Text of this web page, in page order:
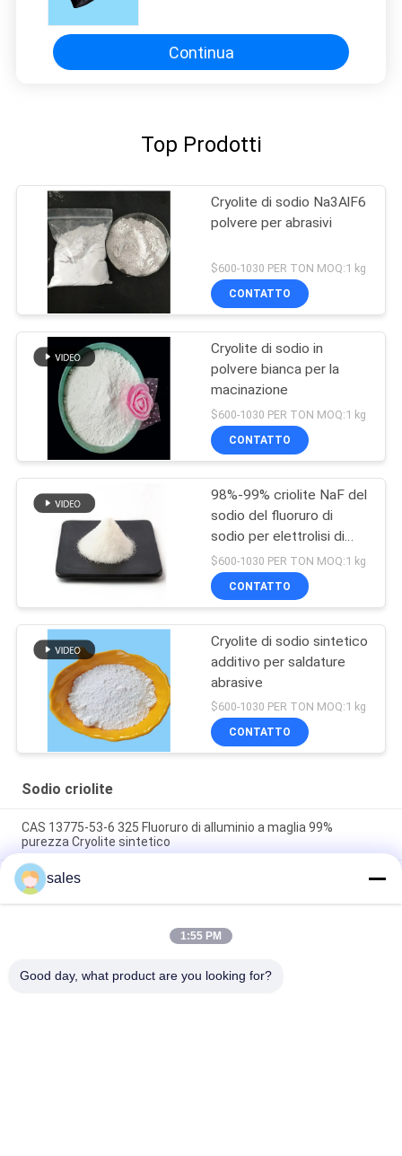
Continua
Top Prodotti
Cryolite di sodio Na3AlF6
polvere per abrasivi
$600-1030 PER TON MOQ:1 kg
CONTATTO
Cryolite di sodio in
polvere bianca per la
macinazione
$600-1030 PER TON MOQ:1 kg
CONTATTO
98%-99% criolite NaF del
sodio del fluoruro di
sodio per elettrolisi di
alluminio
$600-1030 PER TON MOQ:1 kg
CONTATTO
Cryolite di sodio sintetico
additivo per saldature
abrasive
$600-1030 PER TON MOQ:1 kg
CONTATTO
Sodio criolite
CAS 13775-53-6 325 Fluoruro di alluminio a maglia 99%
purezza Cryolite sintetico
Oltre il grado 1000 di industriale di Mesh Sodium Cryolite CAS
13775-53-6
Peso molecolare 209,94 Cryolite di sodio Composto chimico
insolubile in acqua Ideale per i processi di produzione
sales
1:55 PM
Good day, what product are you looking for?